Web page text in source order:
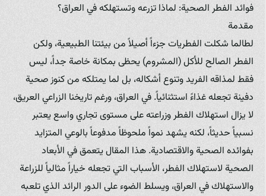
فوائد الفطر الصحية: لماذا تزرعه وتستهلكه في العراق؟
مقدمة
لطالما شكلت الفطريات جزءاً أصيلاً من بيئتنا الطبيعية، ولكن
الفطر الصالح للأكل (المشروم) يحظى بمكانة خاصة جداً، ليس
فقط لمذاقه الفريد وتنوع أشكاله، بل لما يمتلكه من كنوز صحية
دفينة تجعله غذاءً استثنائياً. في العراق، ورغم تاريخنا الزراعي العريق،
لا يزال استهلاك الفطر وزراعته على مستوى تجاري واسع يعتبر
نسبياً حديثاً، لكنه يشهد نمواً ملحوظاً مدفوعاً بالوعي المتزايد
بفوائده الصحية والاقتصادية. هذا المقال يتعمق في الأبعاد
الصحية لاستهلاك الفطر، الأسباب التي تجعله خياراً مثالياً للزراعة
والاستهلاك في العراق، ويسلط الضوء على الدور الرائد الذي تلعبه